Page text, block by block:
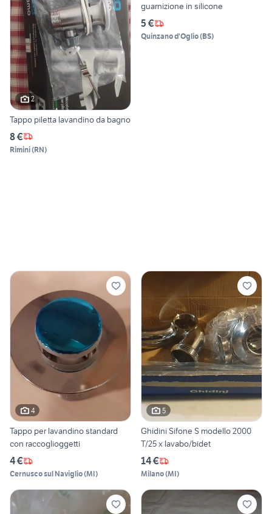
2
Tappo piletta lavandino da bagno
8 €
Rimini(RN)
guarnizione in silicone
5 €
Quinzano d'Oglio(BS)
4
Tappo per lavandino standard
con raccoglioggetti
4 €
Cernusco sul Naviglio(MI)
5
Ghidini Sifone S modello 2000
T/25 x lavabo/bidet
14 €
Milano(MI)